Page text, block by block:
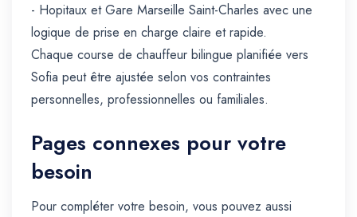
- Hopitaux et Gare Marseille Saint-Charles avec une
logique de prise en charge claire et rapide.
Chaque course de chauffeur bilingue planifiée vers
Sofia peut être ajustée selon vos contraintes
personnelles, professionnelles ou familiales.
Pages connexes pour votre
besoin
Pour compléter votre besoin, vous pouvez aussi